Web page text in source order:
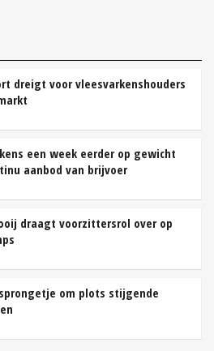
dreigt voor vleesvarkenshouders
een week eerder op gewicht
aanbod van brijvoer
draagt voorzittersrol over op
om plots stijgende